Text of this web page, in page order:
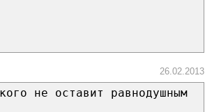
26.02.2013
не оставит равнодушным